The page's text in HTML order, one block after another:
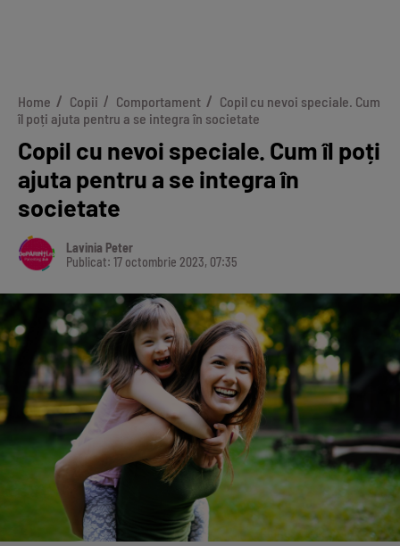
Home Copii Comportament
Copil cu nevoi speciale. Cum
îl poți ajuta pentru a se integra în societate
Copil cu nevoi speciale. Cum îl poți
ajuta pentru a se integra în
societate
Lavinia Peter
Publicat: 17 octombrie 2023, 07:35